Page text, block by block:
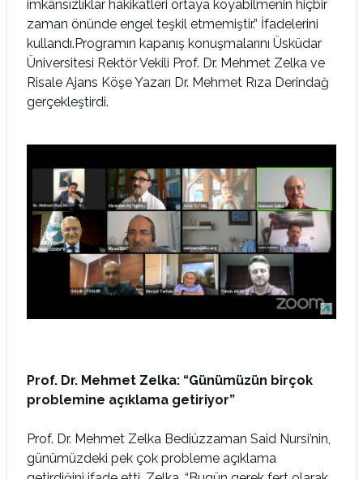
imkânsızlıklar hakikatleri ortaya koyabilmenin hiçbir
zaman önünde engel teşkil etmemiştir.” İfadelerini
kullandı.Programın kapanış konuşmalarını Üsküdar
Üniversitesi Rektör Vekili Prof. Dr. Mehmet Zelka ve
Risale Ajans Köşe Yazarı Dr. Mehmet Rıza Derindağ
gerçekleştirdi.
Prof. Dr. Mehmet Zelka: “Günümüzün birçok
problemine açıklama getiriyor”
Prof. Dr. Mehmet Zelka Bediüzzaman Said Nursi’nin,
günümüzdeki pek çok probleme açıklama